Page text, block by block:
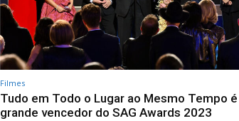
Filmes
Tudo em Todo o Lugar ao Mesmo Tempo
grande vencedor do SAG Awards 2023